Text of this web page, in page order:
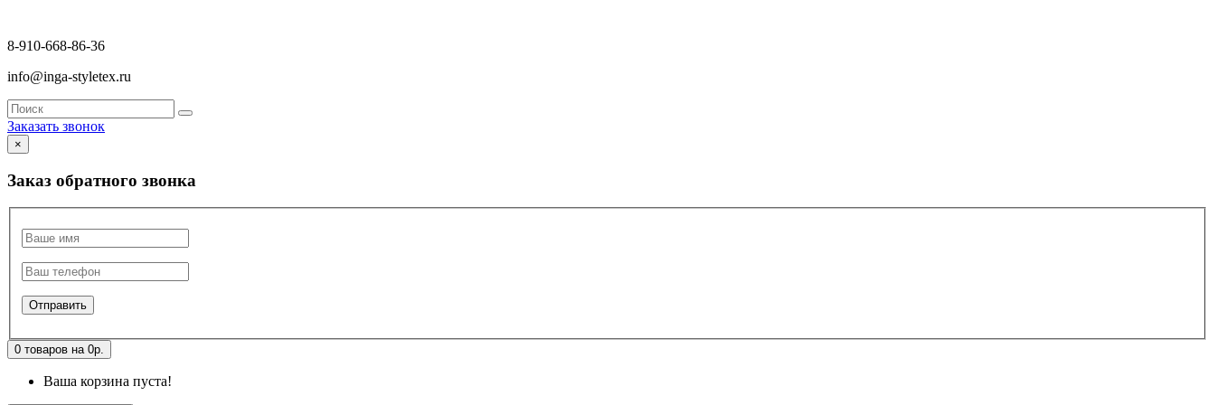
8-910-668-86-36
info@inga-styletex.ru
Заказать звонок
×
Заказ обратного звонка
0 товаров на 0р.
Ваша корзина пуста!